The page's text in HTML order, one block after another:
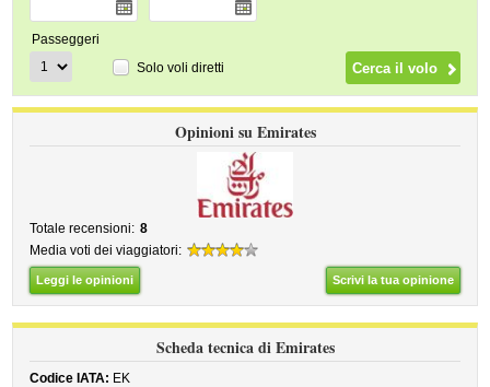
Passeggeri
Solo voli diretti
Opinioni su Emirates
Totale recensioni: 8
Media voti dei viaggiatori:
Leggi le opinioni Scrivi la tua opinione
Scheda tecnica di Emirates
Codice IATA: EK